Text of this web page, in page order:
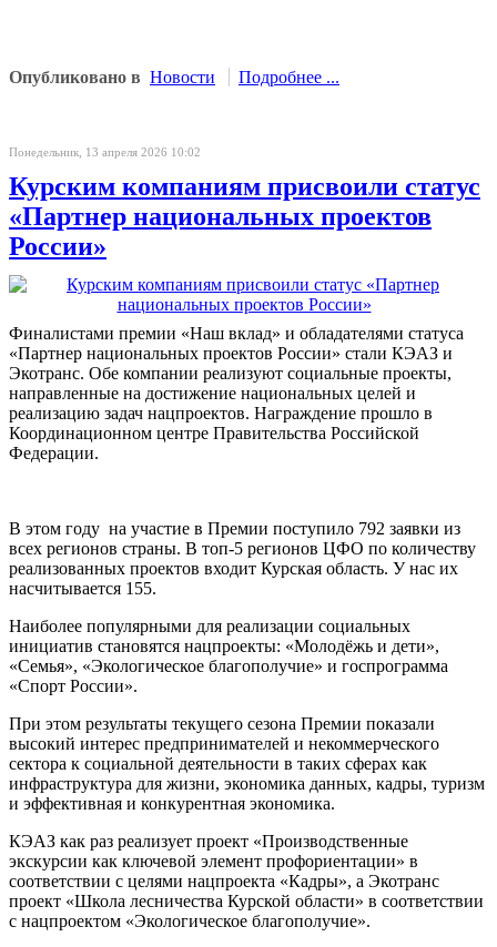
Опубликовано в Новости Подробнее ...
Понедельник, 13 апреля 2026 10:02
Курским компаниям присвоили статус
«Партнер национальных проектов
России»
Финалистами премии «Наш вклад» и обладателями статуса
«Партнер национальных проектов России» стали КЭАЗ и
Экотранс. Обе компании реализуют социальные проекты,
направленные на достижение национальных целей и
реализацию задач нацпроектов. Награждение прошло в
Координационном центре Правительства Российской
Федерации.
В этом году на участие в Премии поступило 792 заявки из
всех регионов страны. В топ-5 регионов ЦФО по количеству
реализованных проектов входит Курская область. У нас их
насчитывается 155.
Наиболее популярными для реализации социальных
инициатив становятся нацпроекты: «Молодёжь и дети»,
«Семья», «Экологическое благополучие» и госпрограмма
«Спорт России».
При этом результаты текущего сезона Премии показали
высокий интерес предпринимателей и некоммерческого
сектора к социальной деятельности в таких сферах как
инфраструктура для жизни, экономика данных, кадры, туризм
и эффективная и конкурентная экономика.
КЭАЗ как раз реализует проект «Производственные
экскурсии как ключевой элемент профориентации» в
соответствии с целями нацпроекта «Кадры», а Экотранс
проект «Школа лесничества Курской области» в соответствии
с нацпроектом «Экологическое благополучие».